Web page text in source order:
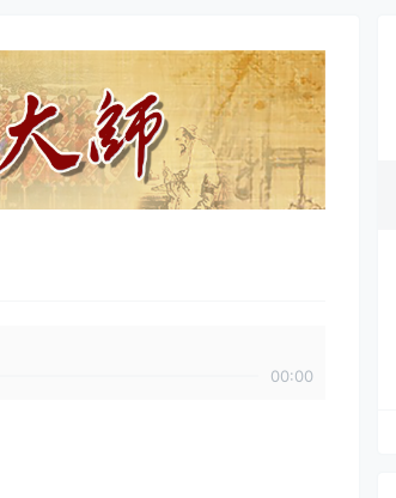
00:00